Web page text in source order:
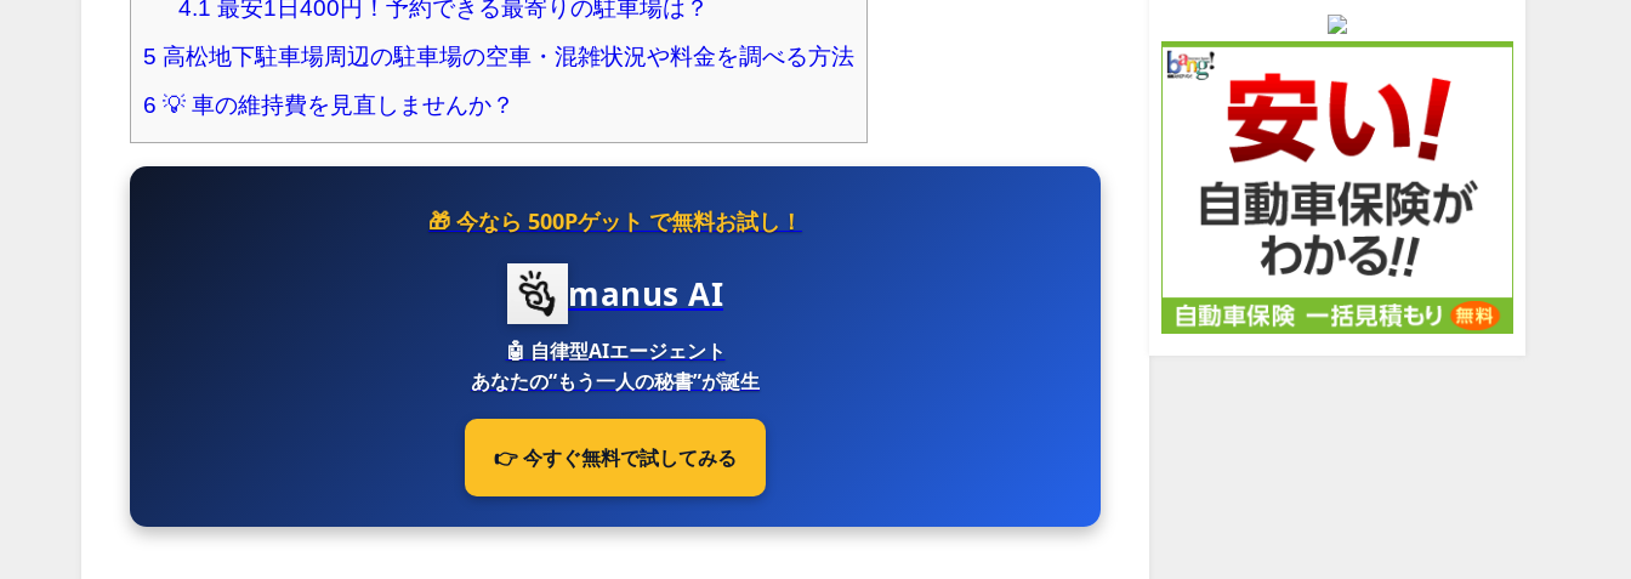
4.1 最安1日400円！予約できる最寄りの駐車場は？
5 高松地下駐車場周辺の駐車場の空車・混雑状況や料金を調べる方法
6 💡 車の維持費を見直しませんか？
🎁 今なら 500Pゲット で無料お試し！
manus AI
🤖 自律型AIエージェント
あなたの“もう一人の秘書”が誕生
👉 今すぐ無料で試してみる